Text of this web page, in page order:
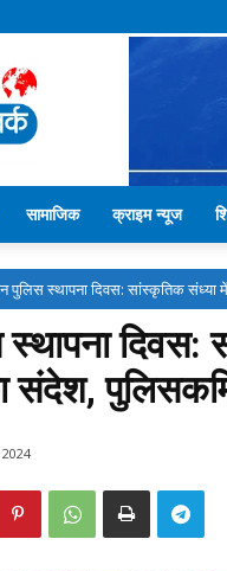
सामाजिक क्राइम न्यूज
पुलिस स्थापना दिवस: सांस्कृतिक संध्या में
दिवस: